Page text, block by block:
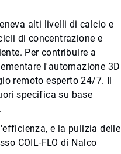
alti livelli di calcio e
di concentrazione e
Per contribuire a
l'automazione 3D
remoto esperto 24/7. Il
specifica su base
e la pulizia delle
COIL-FLO di Nalco